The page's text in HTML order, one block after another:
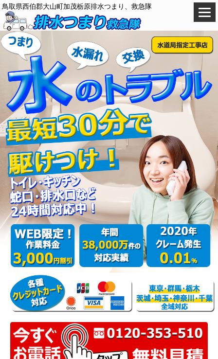
鳥取県西伯郡大山町加茂栃原排水つまり、救急隊